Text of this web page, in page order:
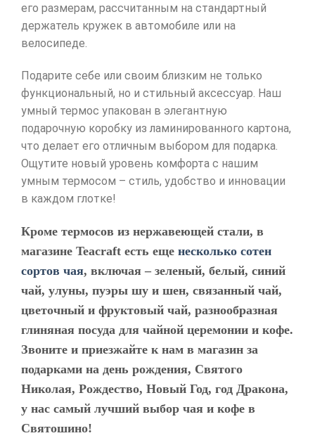
его размерам, рассчитанным на стандартный
держатель кружек в автомобиле или на
велосипеде.
Подарите себе или своим близким не только
функциональный, но и стильный аксессуар. Наш
умный термос упакован в элегантную
подарочную коробку из ламинированного картона,
что делает его отличным выбором для подарка.
Ощутите новый уровень комфорта с нашим
умным термосом – стиль, удобство и инновации
в каждом глотке!
Кроме термосов из нержавеющей стали, в
магазине Teacraft есть еще несколько сотен
сортов чая, включая – зеленый, белый, синий
чай, улуны, пуэры шу и шен, связанный чай,
цветочный и фруктовый чай, разнообразная
глиняная посуда для чайной церемонии и кофе.
Звоните и приезжайте к нам в магазин за
подарками на день рождения, Святого
Николая, Рождество, Новый Год, год Дракона,
у нас самый лучший выбор чая и кофе в
Святошино!